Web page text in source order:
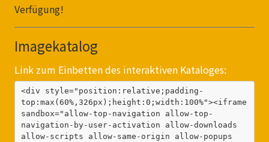
Verfügung!
Imagekatalog
Link zum Einbetten des interaktiven Kataloges:
<div style="position:relative;padding-
top:max(60%,326px);height:0;width:100%"><iframe
sandbox="allow-top-navigation allow-top-
navigation-by-user-activation allow-downloads
allow-scripts allow-same-origin allow-popups